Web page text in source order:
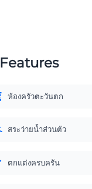
Features
ห้องครัวตะวันตก
สระว่ายน้ำส่วนตัว
ตกแต่งครบครัน